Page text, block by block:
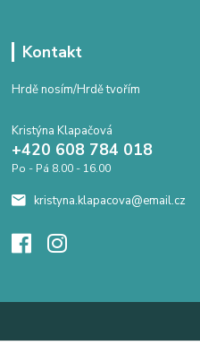
Kontakt
Hrdě nosím/Hrdě tvořím
Kristýna Klapačová
+420 608 784 018
Po - Pá 8.00 - 16.00
kristyna.klapacova@email.cz